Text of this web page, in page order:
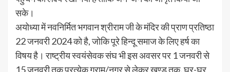
सके।
अयोध्या में नवनिर्मित भगवान श्रीराम जी के मंदिर की प्राण प्रतिष्ठा
22 जनवरी 2024 को है, जोकि पूरे हिन्दू समाज के लिए हर्ष का
विषय है। राष्ट्रीय स्वयंसेवक संघ भी इस अवसर पर 1 जनवरी से
15 जनवरी तक प्रत्येक ग्राम/नगर से लेकर खण्ड तक, घर-घर